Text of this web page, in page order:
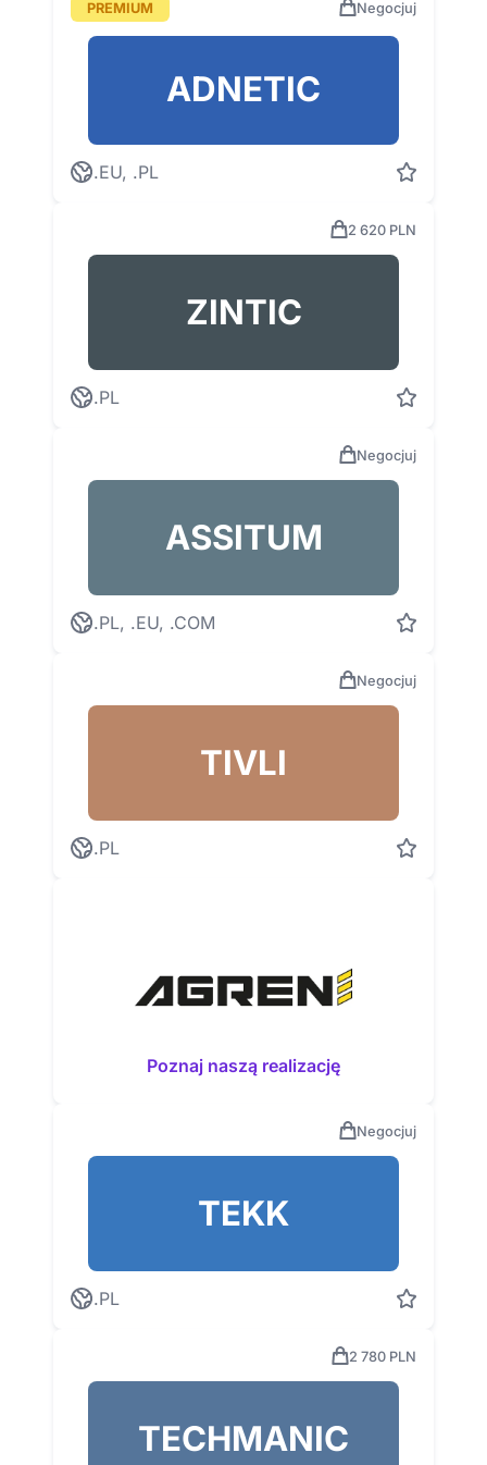
PREMIUM Negocjuj
ADNETIC
.EU, .PL
2 620 PLN
ZINTIC
.PL
Negocjuj
ASSITUM
.PL, .EU, .COM
Negocjuj
TIVLI
.PL
Poznaj naszą realizację
Negocjuj
TEKK
.PL
2 780 PLN
TECHMANIC